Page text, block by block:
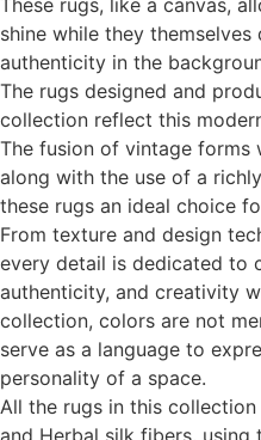
These rugs, like a canvas,
shine while they
authenticity in the
The rugs designed and
collection reflect this
The fusion of vintage forms
along with the use of a
these rugs an ideal choice
From texture and design
every detail is dedicated to
authenticity, and creativity
collection, colors are not
serve as a language to
personality of a space.
All the rugs in this
and Herbal silk fibers,